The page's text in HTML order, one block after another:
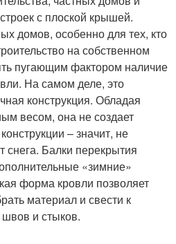
с плоской крышей.
домов, особенно для тех, кто
на собственном
пугающим фактором наличие
На самом деле, это
конструкция. Обладая
весом, она не создает
– значит, не
снега. Балки перекрытия
«зимние»
форма кровли позволяет
материал и свести к
и стыков.